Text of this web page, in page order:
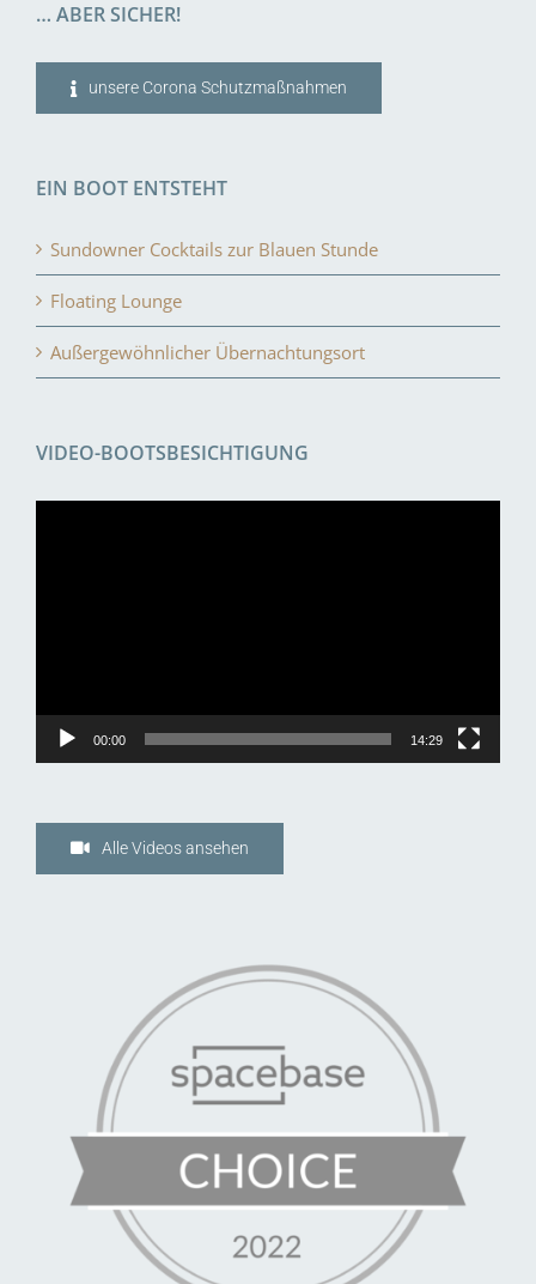
… ABER SICHER!
unsere Corona Schutzmaßnahmen
EIN BOOT ENTSTEHT
Sundowner Cocktails zur Blauen Stunde
Floating Lounge
Außergewöhnlicher Übernachtungsort
VIDEO-BOOTSBESICHTIGUNG
00:00 14:29
Alle Videos ansehen